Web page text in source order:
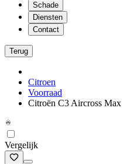
Schade
Diensten
Contact
Terug
Citroen
Voorraad
Citroën C3 Aircross Max
Vergelijk